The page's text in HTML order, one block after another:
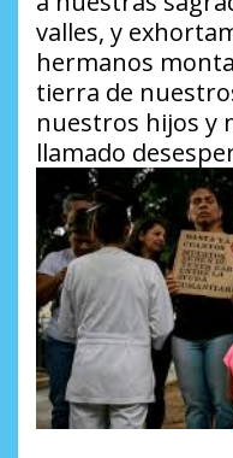
valles, y
hermanos
tierra de
nuestros hijos y
llamado